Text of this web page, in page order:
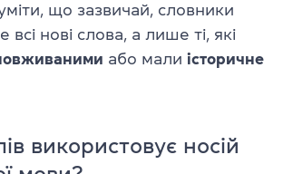
що зазвичай, словники
всі нові слова, а лише ті, які
або мали історичне
використовує носій